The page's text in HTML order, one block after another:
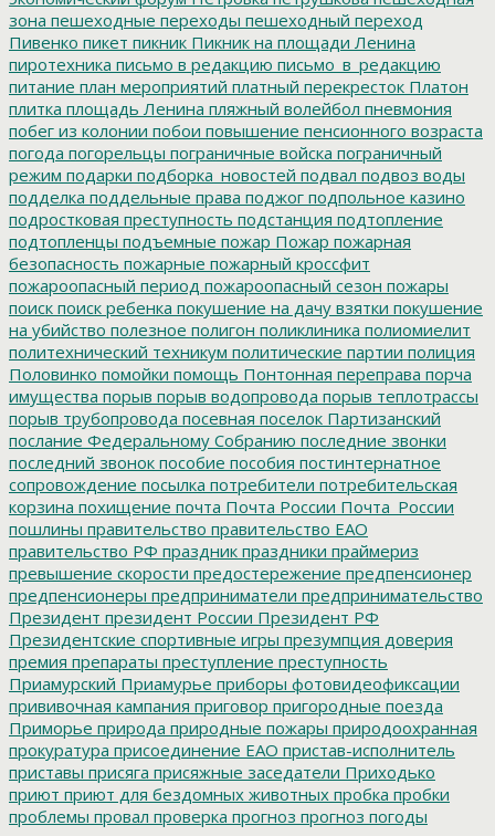
зона пешеходные переходы пешеходный переход
Пивенко пикет пикник Пикник на площади Ленина
пиротехника письмо в редакцию письмо_в_редакцию
питание план мероприятий платный перекресток Платон
плитка площадь Ленина пляжный волейбол пневмония
побег из колонии побои повышение пенсионного возраста
погода погорельцы пограничные войска пограничный
режим подарки подборка_новостей подвал подвоз воды
подделка поддельные права поджог подпольное казино
подростковая преступность подстанция подтопление
подтопленцы подъемные пожар Пожар пожарная
безопасность пожарные пожарный кроссфит
пожароопасный период пожароопасный сезон пожары
поиск поиск ребенка покушение на дачу взятки покушение
на убийство полезное полигон поликлиника полиомиелит
политехнический техникум политические партии полиция
Половинко помойки помощь Понтонная переправа порча
имущества порыв порыв водопровода порыв теплотрассы
порыв трубопровода посевная поселок Партизанский
послание Федеральному Собранию последние звонки
последний звонок пособие пособия постинтернатное
сопровождение посылка потребители потребительская
корзина похищение почта Почта России Почта_России
пошлины правительство правительство ЕАО
правительство РФ праздник праздники праймериз
превышение скорости предостережение предпенсионер
предпенсионеры предприниматели предпринимательство
Президент президент России Президент РФ
Президентские спортивные игры презумпция доверия
премия препараты преступление преступность
Приамурский Приамурье приборы фотовидеофиксации
прививочная кампания приговор пригородные поезда
Приморье природа природные пожары природоохранная
прокуратура присоединение ЕАО пристав-исполнитель
приставы присяга присяжные заседатели Приходько
приют приют для бездомных животных пробка пробки
проблемы провал проверка прогноз прогноз погоды